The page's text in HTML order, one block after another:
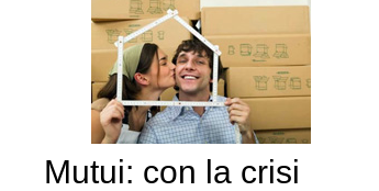
Mutui: con la crisi